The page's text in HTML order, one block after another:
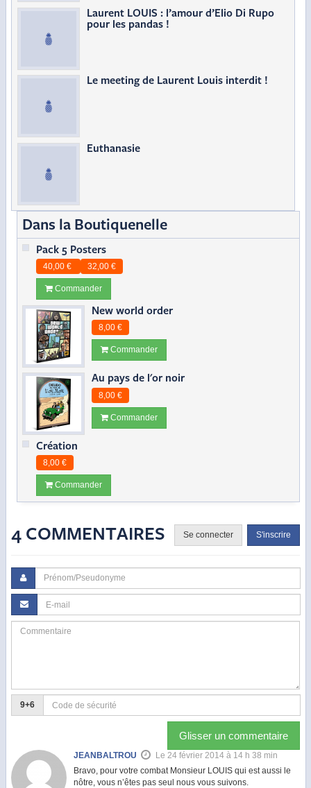
Laurent LOUIS : l’amour d’Elio Di Rupo
pour les pandas !
Le meeting de Laurent Louis interdit !
Euthanasie
Dans la Boutiquenelle
Pack 5 Posters
40,00 € 32,00 €
Commander
New world order
8,00 €
Commander
Au pays de l'or noir
8,00 €
Commander
Création
8,00 €
Commander
4 COMMENTAIRES Se connecter S'inscrire
9+6
Glisser un commentaire
JEANBALTROU
Le 24 février 2014 à 14 h 38 min
Bravo, pour votre combat Monsieur LOUIS qui est aussi le
nôtre, vous n’êtes pas seul nous vous suivons.